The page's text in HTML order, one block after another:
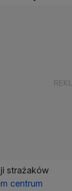
strażaków
centrum